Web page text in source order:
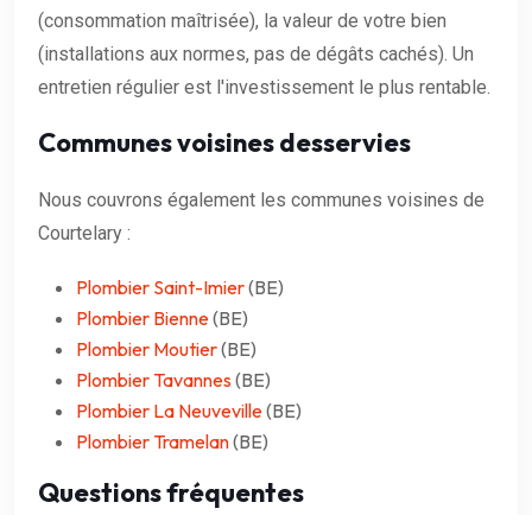
(consommation maîtrisée), la valeur de votre bien
(installations aux normes, pas de dégâts cachés). Un
entretien régulier est l'investissement le plus rentable.
Communes voisines desservies
Nous couvrons également les communes voisines de
Courtelary :
Plombier Saint-Imier(BE)
Plombier Bienne(BE)
Plombier Moutier(BE)
Plombier Tavannes(BE)
Plombier La Neuveville(BE)
Plombier Tramelan(BE)
Questions fréquentes